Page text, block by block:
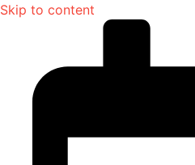
Skip to content